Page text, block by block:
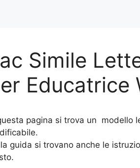
Simile
Educatrice
pagina si trova un modello
guida si trovano anche le